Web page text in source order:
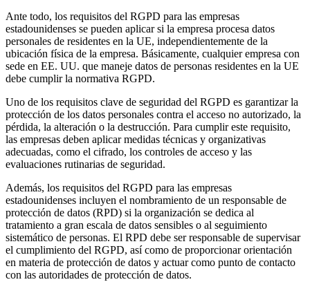
Ante todo, los requisitos del RGPD para las empresas
estadounidenses se pueden aplicar si la empresa procesa datos
personales de residentes en la UE, independientemente de la
ubicación física de la empresa. Básicamente, cualquier empresa con
sede en EE. UU. que maneje datos de personas residentes en la UE
debe cumplir la normativa RGPD.
Uno de los requisitos clave de seguridad del RGPD es garantizar la
protección de los datos personales contra el acceso no autorizado, la
pérdida, la alteración o la destrucción. Para cumplir este requisito,
las empresas deben aplicar medidas técnicas y organizativas
adecuadas, como el cifrado, los controles de acceso y las
evaluaciones rutinarias de seguridad.
Además, los requisitos del RGPD para las empresas
estadounidenses incluyen el nombramiento de un responsable de
protección de datos (RPD) si la organización se dedica al
tratamiento a gran escala de datos sensibles o al seguimiento
sistemático de personas. El RPD debe ser responsable de supervisar
el cumplimiento del RGPD, así como de proporcionar orientación
en materia de protección de datos y actuar como punto de contacto
con las autoridades de protección de datos.